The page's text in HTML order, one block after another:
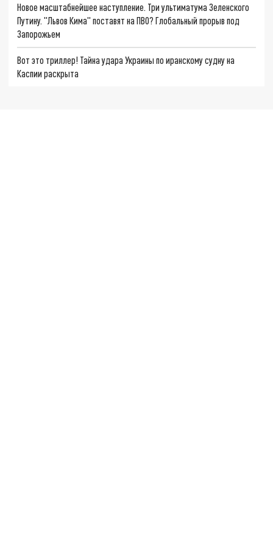
Новое масштабнейшее наступление. Три ультиматума Зеленского
Путину. "Львов Кима" поставят на ПВО? Глобальный прорыв под
Запорожьем
Вот это триллер! Тайна удара Украины по иранскому судну на
Каспии раскрыта